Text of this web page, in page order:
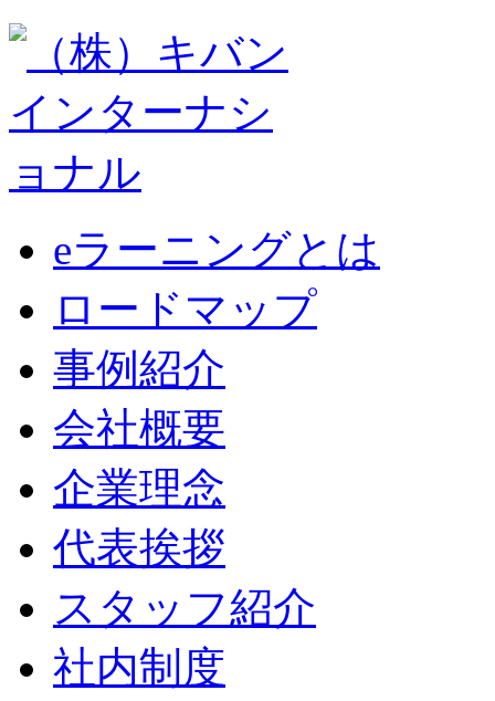
eラーニングとは
ロードマップ
事例紹介
会社概要
企業理念
代表挨拶
スタッフ紹介
社内制度